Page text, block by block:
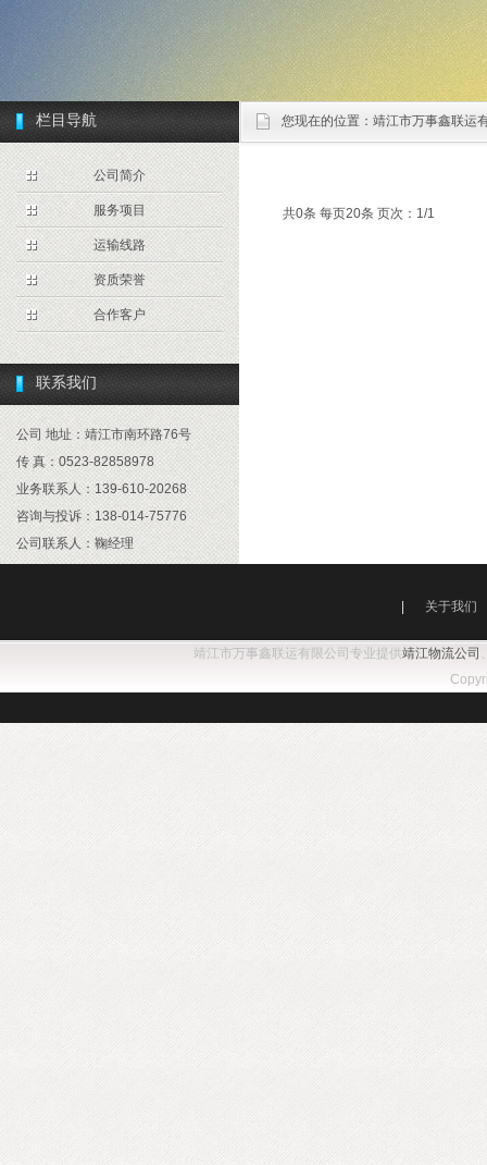
您现在的位置： 靖江市万事鑫联运
共0条 每页20条 页次：1/1
联系我们
公司 地址：靖江市南环路76号
传 真：0523-82858978
业务联系人：139-610-20268
咨询与投诉：138-014-75776
公司联系人：鞠经理
栏目导航
公司简介
服务项目
运输线路
资质荣誉
合作客户
靖江市万事鑫联运有限公司专业提供靖江物流公司
关于我们